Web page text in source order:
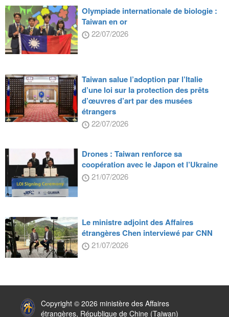
Olympiade internationale de biologie :
Taiwan en or
22/07/2026
Taiwan salue l’adoption par l’Italie
d’une loi sur la protection des prêts
d’œuvres d’art par des musées
étrangers
22/07/2026
Drones : Taiwan renforce sa
coopération avec le Japon et l’Ukraine
21/07/2026
Le ministre adjoint des Affaires
étrangères Chen interviewé par CNN
21/07/2026
Copyright © 2026 ministère des Affaires
étrangères, République de Chine (Taiwan)